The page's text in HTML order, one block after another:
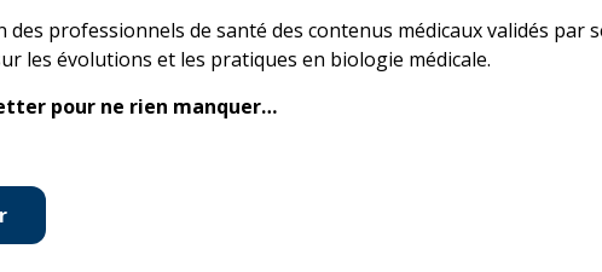
des professionnels de santé des contenus médicaux validés par
les évolutions et les pratiques en biologie médicale.
pour ne rien manquer…